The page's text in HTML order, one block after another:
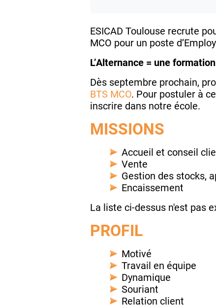
ESICAD Toulouse recrute
MCO pour un poste
L’Alternance = une
Dès septembre prochain,
BTS MCO. Pour postuler à
inscrire dans notre école.
MISSIONS
Accueil et conseil
Vente
Gestion des stocks,
Encaissement
La liste ci-dessus n'est pas
PROFIL
Motivé
Travail en équipe
Dynamique
Souriant
Relation client